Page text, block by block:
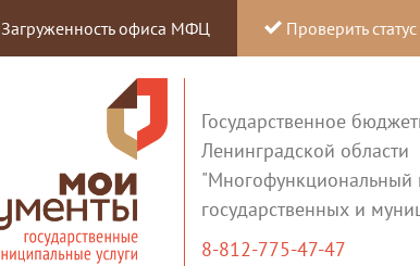
Загруженность офиса МФЦ Проверить
Государственное
Ленинградской области
"Многофункциональный
государственных и
8-812-775-47-47